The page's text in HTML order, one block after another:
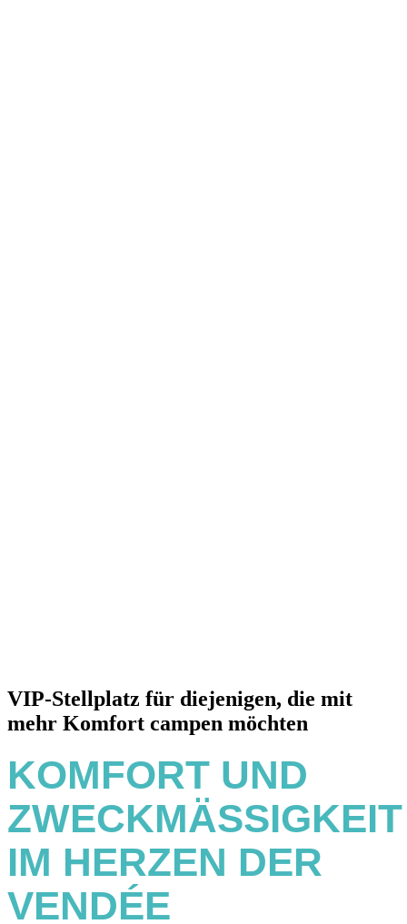
VIP-Stellplatz für diejenigen, die mit
mehr Komfort campen möchten
KOMFORT UND
ZWECKMÄSSIGKEIT I
M HERZEN DER V
ENDÉE